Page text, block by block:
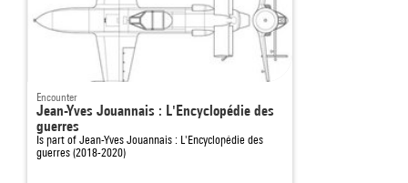
Encounter
Jean-Yves Jouannais : L'Encyclopédie des
guerres
Is part of Jean-Yves Jouannais : L'Encyclopédie des
guerres (2018-2020)